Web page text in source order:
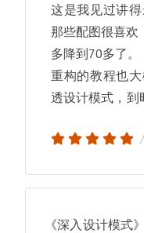
这是我见过讲
那些配图很喜欢
多降到70多了 。
重构的教程也
透设计模式
到
《深入设计模式》